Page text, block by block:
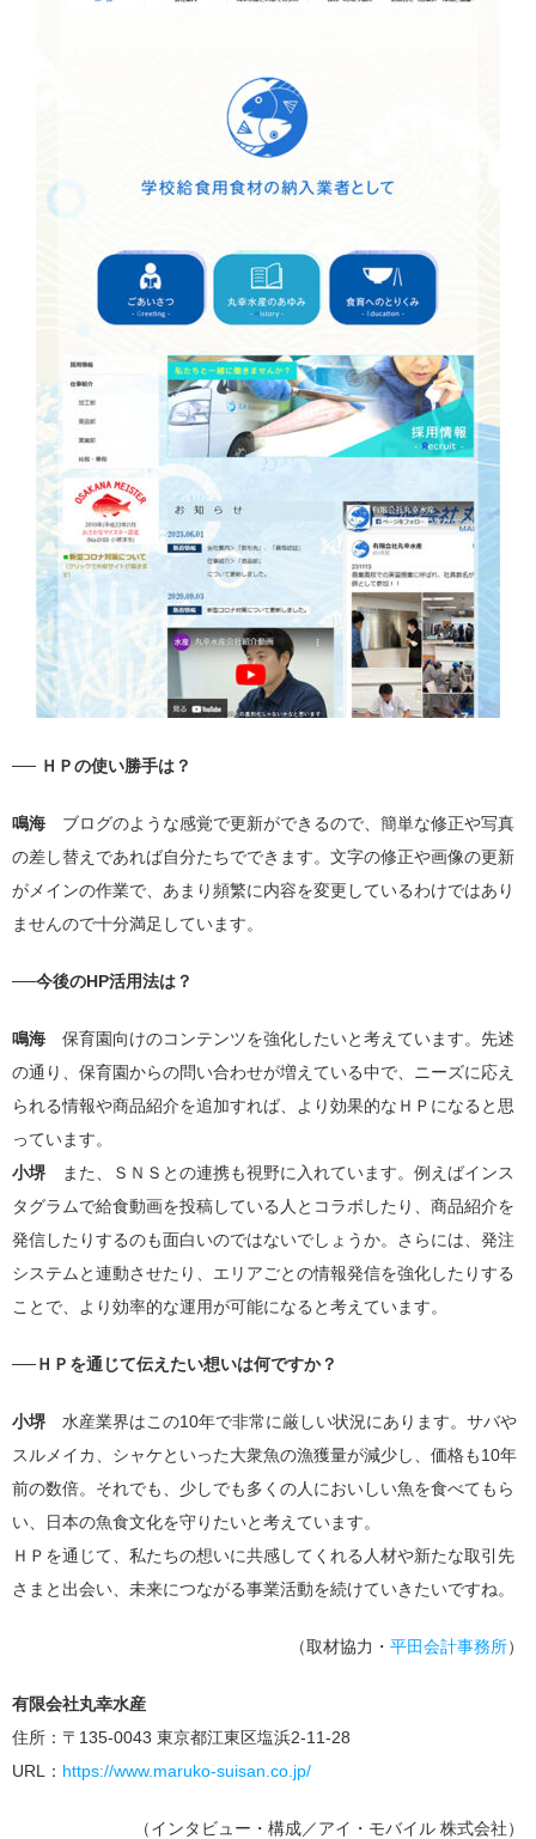
── ＨＰの使い勝手は？
鳴海 ブログのような感覚で更新ができるので、簡単な修正や写真
の差し替えであれば自分たちでできます。文字の修正や画像の更新
がメインの作業で、あまり頻繁に内容を変更しているわけではあり
ませんので十分満足しています。
──今後のHP活用法は？
鳴海 保育園向けのコンテンツを強化したいと考えています。先述
の通り、保育園からの問い合わせが増えている中で、ニーズに応え
られる情報や商品紹介を追加すれば、より効果的なＨＰになると思
っています。
小堺 また、ＳＮＳとの連携も視野に入れています。例えばインス
タグラムで給食動画を投稿している人とコラボしたり、商品紹介を
発信したりするのも面白いのではないでしょうか。さらには、発注
システムと連動させたり、エリアごとの情報発信を強化したりする
ことで、より効率的な運用が可能になると考えています。
──ＨＰを通じて伝えたい想いは何ですか？
小堺 水産業界はこの10年で非常に厳しい状況にあります。サバや
スルメイカ、シャケといった大衆魚の漁獲量が減少し、価格も10年
前の数倍。それでも、少しでも多くの人においしい魚を食べてもら
い、日本の魚食文化を守りたいと考えています。
ＨＰを通じて、私たちの想いに共感してくれる人材や新たな取引先
さまと出会い、未来につながる事業活動を続けていきたいですね。
（取材協力・ 平田会計事務所）
有限会社丸幸水産
住所：〒135-0043 東京都江東区塩浜2-11-28
URL： https://www.maruko-suisan.co.jp/
（インタビュー・構成／アイ・モバイル 株式会社）